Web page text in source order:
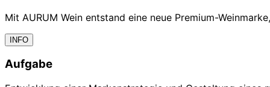
Mit AURUM Wein entstand eine neue Premium-
INFO
Aufgabe